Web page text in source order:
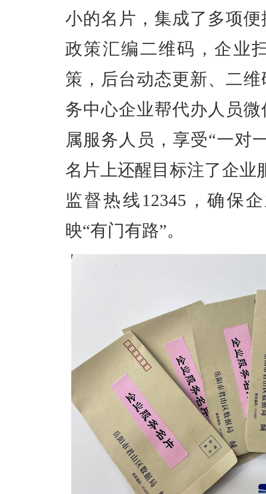
小的名片，集成了多项
政策汇编二维码，企业
策，后台动态更新、二
务中心企业帮代办人员
属服务人员，享受“一对
名片上还醒目标注了企业
监督热线12345，确保
映“有门有路”。